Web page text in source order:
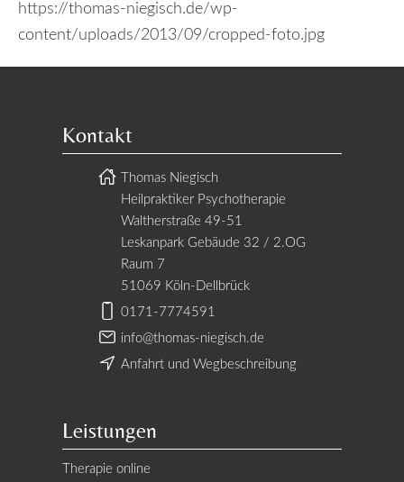
https://thomas-niegisch.de/wp-
content/uploads/2013/09/cropped-foto.jpg
Kontakt
Thomas Niegisch
Heilpraktiker Psychotherapie
Waltherstraße 49-51
Leskanpark Gebäude 32 / 2.OG
Raum 7
51069 Köln-Dellbrück
0171-7774591
info@thomas-niegisch.de
Anfahrt und Wegbeschreibung
Leistungen
Therapie online